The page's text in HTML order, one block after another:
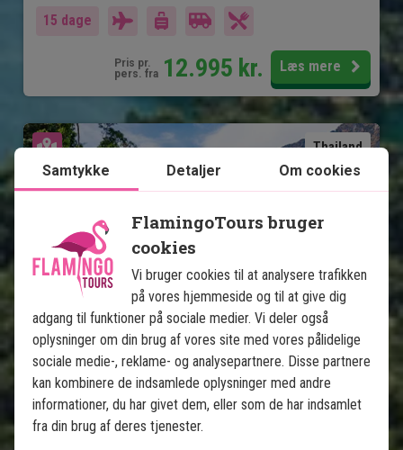
15 dage
Pris pr.
pers. fra 12.995 kr. Læs mere
Thailand
Se kort
Jungle & badeferie: Khao Lak,
Khao Sok og Koh Yao
5 nætter i Khao Lak
2 nætter i Khao Sok Nationalpark
5 nætter på Koh Yao Noi
Samtykke Detaljer Om cookies
FlamingoTours bruger
cookies
Vi bruger cookies til at analysere trafikken
på vores hjemmeside og til at give dig
adgang til funktioner på sociale medier. Vi deler også
oplysninger om din brug af vores site med vores pålidelige
sociale medie-, reklame- og analysepartnere. Disse partnere
kan kombinere de indsamlede oplysninger med andre
informationer, du har givet dem, eller som de har indsamlet
fra din brug af deres tjenester.